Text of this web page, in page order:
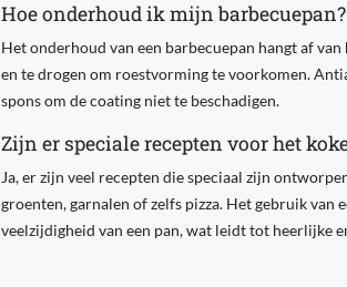
Hoe onderhoud ik mijn barbecuepan?
Het onderhoud van een barbecuepan hangt af
en te drogen om roestvorming te voorkomen.
spons om de coating niet te beschadigen.
Zijn er speciale recepten voor het
Ja, er zijn veel recepten die speciaal zijn
groenten, garnalen of zelfs pizza. Het gebruik van
veelzijdigheid van een pan, wat leidt tot heerlijke